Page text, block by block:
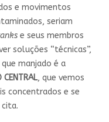
e movimentos
seriam
e seus membros
soluções “técnicas”,
manjado é a
CENTRAL, que vemos
concentrados e se